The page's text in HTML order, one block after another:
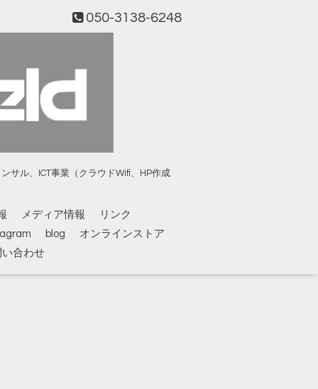
050-3138-6248
サル、ICT事業（クラウドWifi、HP作成
メディア情報
リンク
blog
オンラインストア
い合わせ